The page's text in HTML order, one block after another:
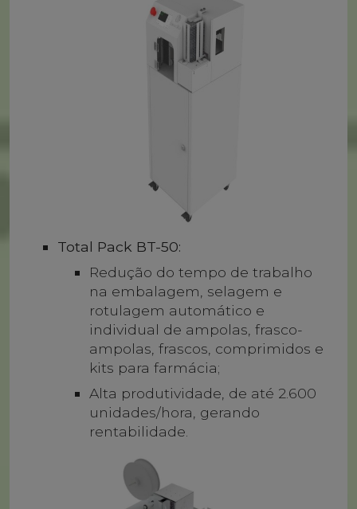
Total Pack BT-50:
Redução do tempo de trabalho
na embalagem, selagem e
rotulagem automático e
individual de ampolas, frasco-
ampolas, frascos, comprimidos e
kits para farmácia;
Alta produtividade, de até 2.600
unidades/hora, gerando
rentabilidade.